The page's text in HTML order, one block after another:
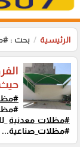
الرئيسية بحث :
#مظلات_معدنية
#مظلات_صناعية...